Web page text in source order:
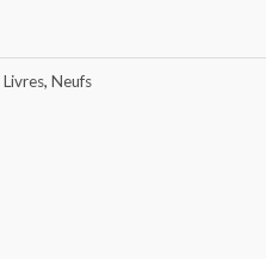
Livres, Neufs